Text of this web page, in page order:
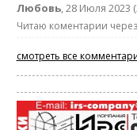
Любовь, 28 Июля 2023
Читаю коментарии
смотреть все